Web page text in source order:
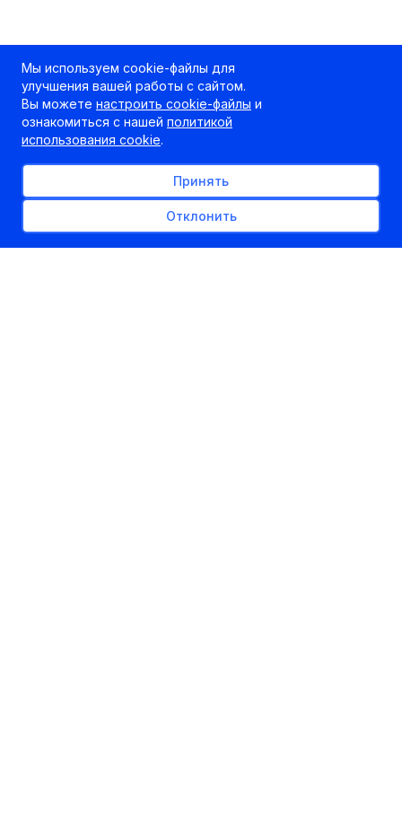
Мы используем cookie-файлы для
улучшения вашей работы с сайтом.
Вы можете настроить cookie-файлы и
ознакомиться с нашей политикой
использования cookie.
Принять
Отклонить